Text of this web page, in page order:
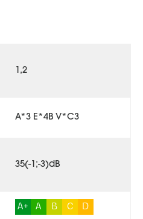
1,2
A*3 E*4B V*C3
35(-1;-3)dB
A+ A B C D